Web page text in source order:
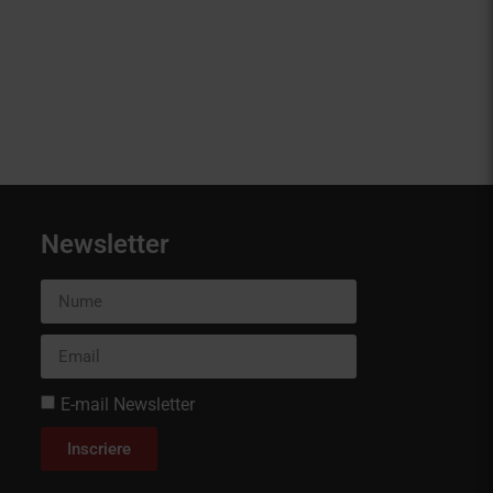
Newsletter
E-mail Newsletter
Inscriere